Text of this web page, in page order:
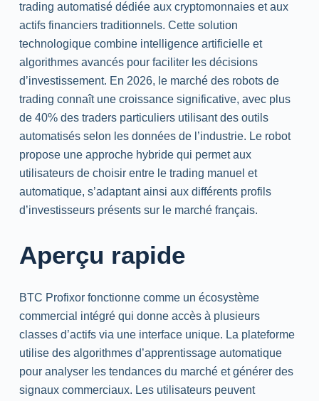
trading automatisé dédiée aux cryptomonnaies et aux
actifs financiers traditionnels. Cette solution
technologique combine intelligence artificielle et
algorithmes avancés pour faciliter les décisions
d’investissement. En 2026, le marché des robots de
trading connaît une croissance significative, avec plus
de 40% des tradersparticuliers utilisant des outils
automatisés selon les données de l’industrie. Le robot
propose une approche hybride qui permet aux
utilisateurs de choisir entre le trading manuel et
automatique, s’adaptant ainsi aux différents profils
d’investisseurs présents sur le marché français.
Aperçu rapide
BTC Profixor fonctionne comme un écosystème
commercial intégré qui donne accès à plusieurs
classes d’actifs via une interface unique. La plateforme
utilise des algorithmes d’apprentissage automatique
pour analyser les tendances du marché et générer des
signaux commerciaux. Les utilisateurs peuvent